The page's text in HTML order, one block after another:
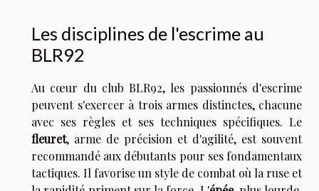
Les disciplines de l'escrime au
BLR92
Au cœur du club BLR92, les passionnés d'escrime
peuvent s'exercer à trois armes distinctes, chacune
avec ses règles et ses techniques spécifiques. Le
fleuret, arme de précision et d'agilité, est souvent
recommandé aux débutants pour ses fondamentaux
tactiques. Il favorise un style de combat où la ruse et